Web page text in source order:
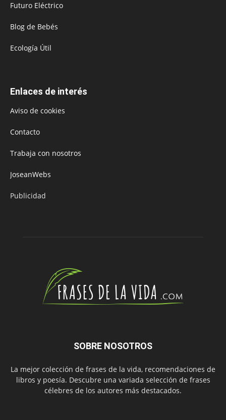
Futuro Eléctrico
Blog de Bebés
Ecología Útil
Enlaces de interés
Aviso de cookies
Contacto
Trabaja con nosotros
JoseanWebs
Publicidad
SOBRE NOSOTROS
La mejor colección de frases de la vida, recomendaciones de
libros y poesía. Descubre una variada selección de frases
célebres de los autores más destacados.